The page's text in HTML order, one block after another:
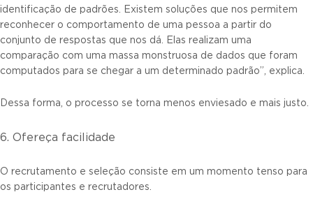
identificação de padrões. Existem soluções que nos permitem
reconhecer o comportamento de uma pessoa a partir do
conjunto de respostas que nos dá. Elas realizam uma
comparação com uma massa monstruosa de dados que foram
computados para se chegar a um determinado padrão”, explica.
Dessa forma, o processo se torna menos enviesado e mais justo.
6. Ofereça facilidade
O recrutamento e seleção consiste em um momento tenso para
os participantes e recrutadores.